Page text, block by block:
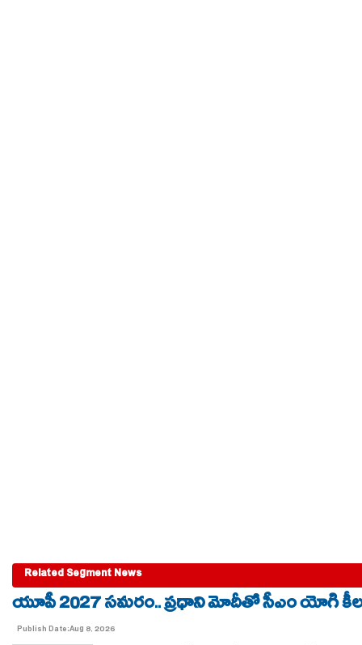
Related Segment News
యూపీ 2027 సమరం.. ప్రధాని మోదీతో సీఎం యోగి
Publish Date:Aug 8, 2026